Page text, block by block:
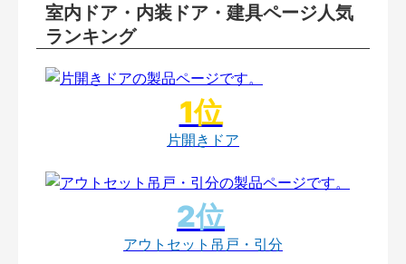
室内ドア・内装ドア・建具ページ人気
ランキング
片開きドア
アウトセット吊戸・引分